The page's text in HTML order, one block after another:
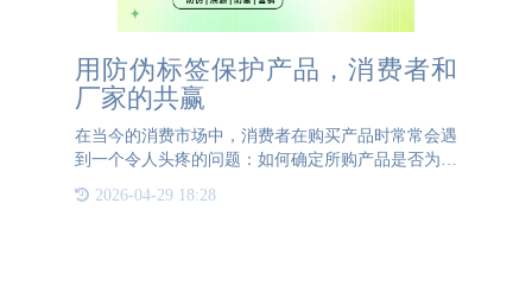
用防伪标签保护产品，消费者和
厂家的共赢
在当今的消费市场中，消费者在购买产品时常常会遇
到一个令人头疼的问题：如何确定所购产品是否为正
品？面对琳琅满目的商品，尤其是那些价格昂贵、品
牌价值高的产品，消费者往往需要通过多种途径来验
2026-04-29 18:28